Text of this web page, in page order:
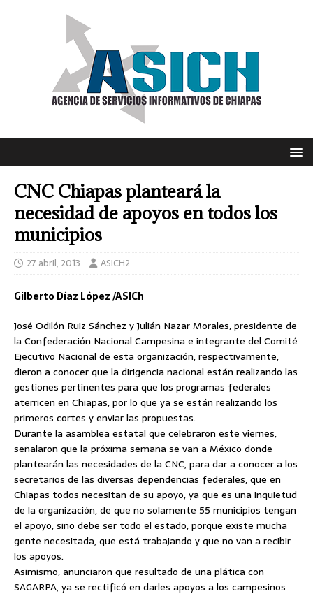
CNC Chiapas planteará la
necesidad de apoyos en todos los
municipios
27 abril, 2013 ASICH2
Gilberto Díaz López /ASICh
José Odilón Ruiz Sánchez y Julián Nazar Morales, presidente de
la Confederación Nacional Campesina e integrante del Comité
Ejecutivo Nacional de esta organización, respectivamente,
dieron a conocer que la dirigencia nacional están realizando las
gestiones pertinentes para que los programas federales
aterricen en Chiapas,por lo que ya se están realizando los
primeros cortes y enviar las propuestas.
Durante la asamblea estatal que celebraron este viernes,
señalaron que la próxima semana se van a México donde
plantearán las necesidades de la CNC, para dar a conocer a los
secretarios de las diversas dependencias federales, que en
Chiapas todos necesitan de su apoyo, ya que es una inquietud
de la organización, de que no solamente 55 municipios tengan
el apoyo, sino debe ser todo el estado, porque existe mucha
gente necesitada, que está trabajando y que no van a recibir
los apoyos.
Asimismo, anunciaron que resultado de una plática con
SAGARPA, ya se rectificó en darles apoyos a los campesinos